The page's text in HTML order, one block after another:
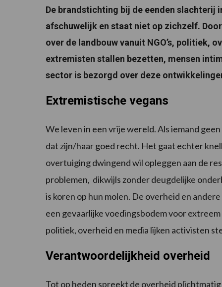
De brandstichting bij de eenden slachterij
afschuwelijk en staat niet op zichzelf.
over de landbouw vanuit NGO’s, politiek,
extremisten stallen bezetten, mensen
sector is bezorgd over deze
Extremistische vegans
We leven in een vrije wereld. Als iemand
dat zijn/haar goed recht. Het gaat echter
overtuiging dwingend wil opleggen aan de
problemen, dikwijls zonder deugdelijke
is koren op hun molen. De overheid en
een gevaarlijke voedingsbodem voor
politiek, overheid en media lijken activisten
Verantwoordelijkheid overheid
Tot op heden spreekt de overheid